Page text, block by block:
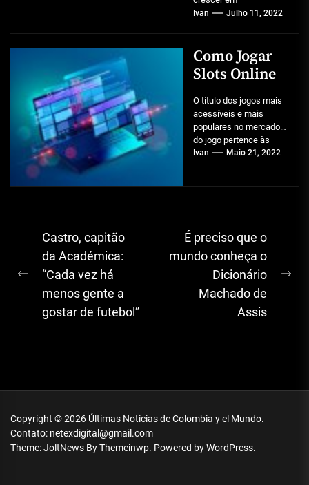
popularidade, com
Ivan Julho 11, 2022
Como Jogar
Slots Online
O título dos jogos mais
acessíveis e mais
populares no mercado
do jogo pertence às
slots. São intuitivos e
Ivan Maio 21, 2022
Navegação
artigos
Previous
post:
Castro, capitão
da Académica:
“Cada vez há
menos gente a
gostar de futebol”
É preciso que o
mundo conheça o
Dicionário
Machado de
Assis
Copyright © 2026 Últimas Noticias de Colombia y el Mundo.
Contato: netexdigital@gmail.com
Theme: JoltNews ByThemeinwp. Powered byWordPress.